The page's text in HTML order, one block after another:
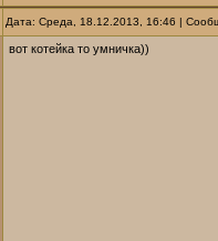
Дата: Среда, 18.12.2013, 16:46 |
вот котейка то умничка))